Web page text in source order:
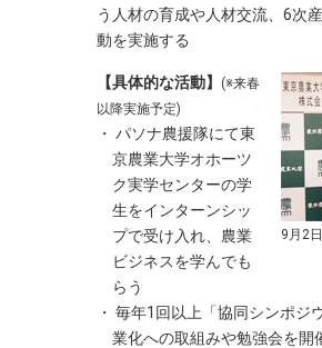
う人材の育成や人材交流、6次
動を実施する
9月2
【具体的な活動】
(※来春
以降実施予定)
・ パソナ農援隊にて東
京農業大学オホーツ
ク実学センターの学
生をインターンシッ
プで受け入れ、農業
ビジネスを学んでも
らう
・ 毎年1回以上「協同シンポジ
業化への取組みや勉強会を開